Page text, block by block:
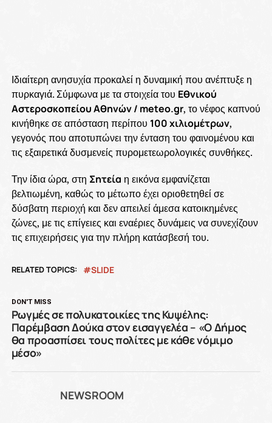
Ιδιαίτερη ανησυχία προκαλεί η δυναμική που ανέπτυξε η
πυρκαγιά. Σύμφωνα με τα στοιχεία του Εθνικού
Αστεροσκοπείου Αθηνών / meteo.gr, το νέφος καπνού
κινήθηκε σε απόσταση περίπου 100 χιλιομέτρων,
γεγονός που αποτυπώνει την ένταση του φαινομένου και
τις εξαιρετικά δυσμενείς πυρομετεωρολογικές συνθήκες.
Την ίδια ώρα, στη Σητεία η εικόνα εμφανίζεται
βελτιωμένη, καθώς το μέτωπο έχει οριοθετηθεί σε
δύσβατη περιοχή και δεν απειλεί άμεσα κατοικημένες
ζώνες, με τις επίγειες και εναέριες δυνάμεις να συνεχίζουν
τις επιχειρήσεις για την πλήρη κατάσβεσή του.
RELATED TOPICS: SLIDE
DON'T MISS
Ρωγμές σε πολυκατοικίες της Κυψέλης:
Παρέμβαση Δούκα στον εισαγγελέα – «Ο Δήμος
θα προασπίσει τους πολίτες με κάθε νόμιμο
μέσο»
NEWSROOM